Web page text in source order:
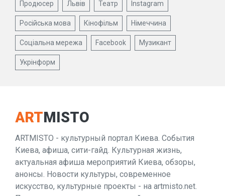
Продюсер Львів Театр Instagram
Російська мова Кінофільм Німеччина
Соціальна мережа Facebook Музикант
Укрінформ
ARTMISTO
ARTMISTO - культурный портал Киева. События
Киева, афиша, сити-гайд. Культурная жизнь,
актуальная афиша мероприятий Киева, обзоры,
анонсы. Новости культуры, современное
искусство, культурные проекты - на artmisto.net.